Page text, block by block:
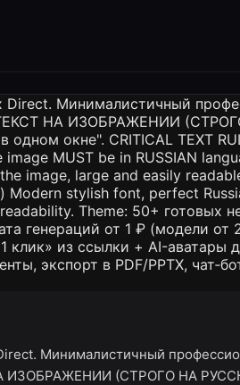
Минималистичный
ИЗОБРАЖЕНИИ (СТРОГО НА